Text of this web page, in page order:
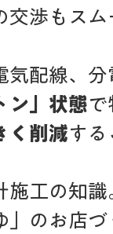
渉もスム
配線、分
ン」状態で
く削減する
工の知
のお店